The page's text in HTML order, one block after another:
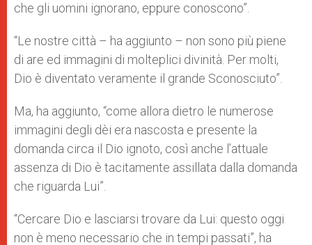
che gli uomini ignorano, eppure conoscono”.
“Le nostre città – ha aggiunto – non sono più piene
di are ed immagini di molteplici divinità. Per molti,
Dio è diventato veramente il grande Sconosciuto”.
Ma, ha aggiunto, “come allora dietro le numerose
immagini degli dèi era nascosta e presente la
domanda circa il Dio ignoto, così anche l’attuale
assenza di Dio è tacitamente assillata dalla domanda
che riguarda Lui”.
“Cercare Dio e lasciarsi trovare da Lui: questo oggi
non è meno necessario che in tempi passati”, ha